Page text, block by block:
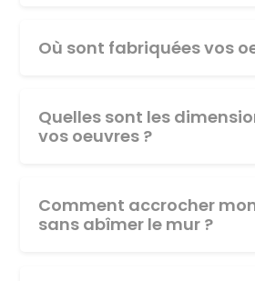
Où sont fabriquées vos
Quelles sont les
vos oeuvres ?
Comment accrocher
sans abîmer le mur ?